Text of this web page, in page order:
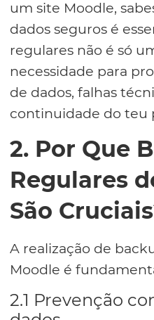
um site Moodle,
dados seguros é
regulares não é só
necessidade para
de dados, falhas
continuidade do teu
2. Por Que
Regulares
São
A realização de
Moodle é
2.1 Prevenção